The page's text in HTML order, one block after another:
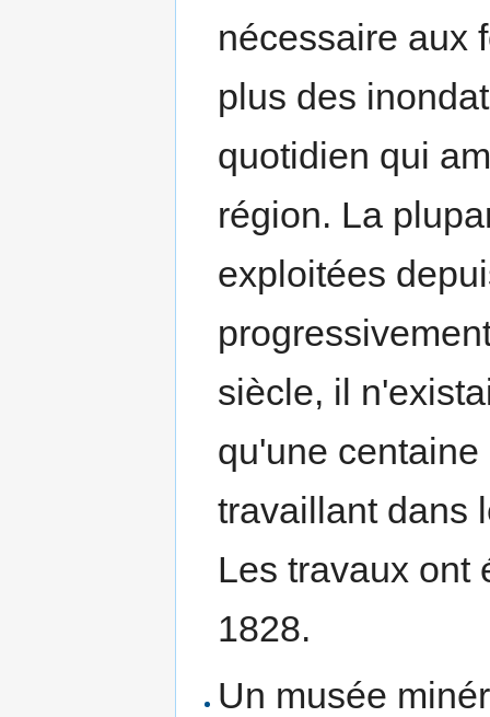
nécessaire aux
plus des
quotidien qui
région. La
exploitées
siècle, il
qu'une
travaillant dans
Les travaux ont
1828.
Un musée